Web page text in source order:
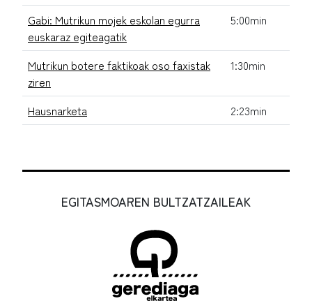
Gabi: Mutrikun mojek eskolan egurra
euskaraz egiteagatik
5:00min
Mutrikun botere faktikoak oso faxistak
ziren
1:30min
Hausnarketa 2:23min
EGITASMOAREN BULTZATZAILEAK